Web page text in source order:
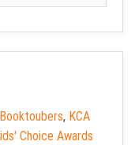
Booktoubers, KCA
Choice Awards